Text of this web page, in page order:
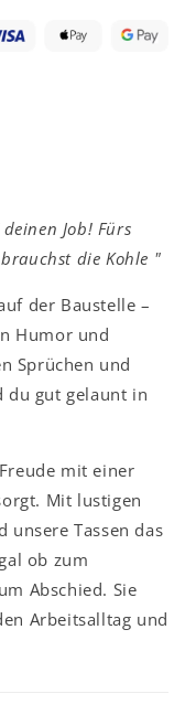
Job! Fürs
die Kohle "
der Baustelle –
Humor und
Sprüchen und
du gut gelaunt in
mit einer
Mit lustigen
unsere Tassen das
ob zum
Abschied. Sie
Arbeitsalltag und